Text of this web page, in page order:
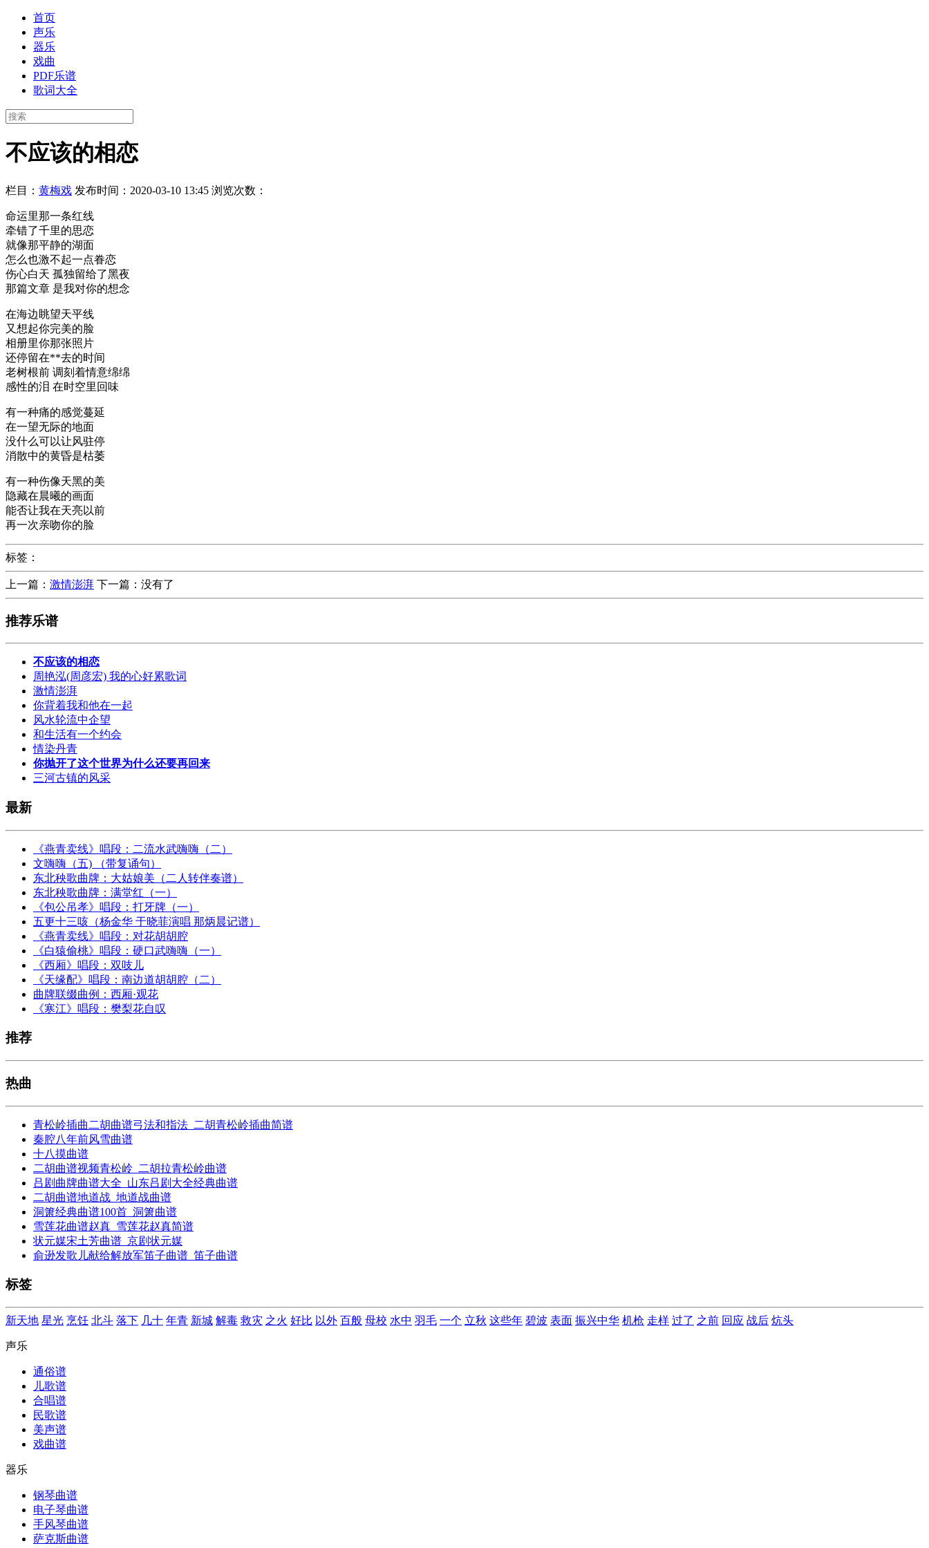
首页
声乐
器乐
戏曲
PDF乐谱
歌词大全
不应该的相恋
栏目： 黄梅戏 发布时间：2020-03-10 13:45 浏览次数：
命运里那一条红线
牵错了千里的思恋
就像那平静的湖面
怎么也激不起一点眷恋
伤心白天 孤独留给了黑夜
那篇文章 是我对你的想念
在海边眺望天平线
又想起你完美的脸
相册里你那张照片
还停留在**去的时间
老树根前 调刻着情意绵绵
感性的泪 在时空里回味
有一种痛的感觉蔓延
在一望无际的地面
没什么可以让风驻停
消散中的黄昏是枯萎
有一种伤像天黑的美
隐藏在晨曦的画面
能否让我在天亮以前
再一次亲吻你的脸
标签：
上一篇： 激情澎湃 下一篇：没有了
推荐乐谱
不应该的相恋
周艳泓(周彦宏) 我的心好累歌词
激情澎湃
你背着我和他在一起
风水轮流中企望
和生活有一个约会
情染丹青
你抛开了这个世界为什么还要再回来
三河古镇的风采
最新
《燕青卖线》唱段：二流水武嗨嗨（二）
文嗨嗨（五) （带复诵句）
东北秧歌曲牌：大姑娘美（二人转伴奏谱）
东北秧歌曲牌：满堂红（一）
《包公吊孝》唱段：打牙牌（一）
五更十三咳（杨金华 于晓菲演唱 那炳晨记谱）
《燕青卖线》唱段：对花胡胡腔
《白猿偷桃》唱段：硬口武嗨嗨（一）
《西厢》唱段：双吱儿
《天缘配》唱段：南边道胡胡腔（二）
曲牌联缀曲例：西厢·观花
《寒江》唱段：樊梨花自叹
推荐
热曲
青松岭插曲二胡曲谱弓法和指法_二胡青松岭插曲简谱
秦腔八年前风雪曲谱
十八摸曲谱
二胡曲谱视频青松岭_二胡拉青松岭曲谱
吕剧曲牌曲谱大全_山东吕剧大全经典曲谱
二胡曲谱地道战_地道战曲谱
洞箫经典曲谱100首_洞箫曲谱
雪莲花曲谱赵真_雪莲花赵真简谱
状元媒宋土芳曲谱_京剧状元媒
俞逊发歌儿献给解放军笛子曲谱_笛子曲谱
标签
新天地 星光 烹饪 北斗 落下 几十 年青 新城 解毒 救灾 之火 好比 以外 百般 母校 水中 羽毛 一个 立秋 这些年 碧波 表面 振兴中华 机枪 走样 过了 之前 回应 战后 炕头
声乐
通俗谱
儿歌谱
合唱谱
民歌谱
美声谱
戏曲谱
器乐
钢琴曲谱
电子琴曲谱
手风琴曲谱
萨克斯曲谱